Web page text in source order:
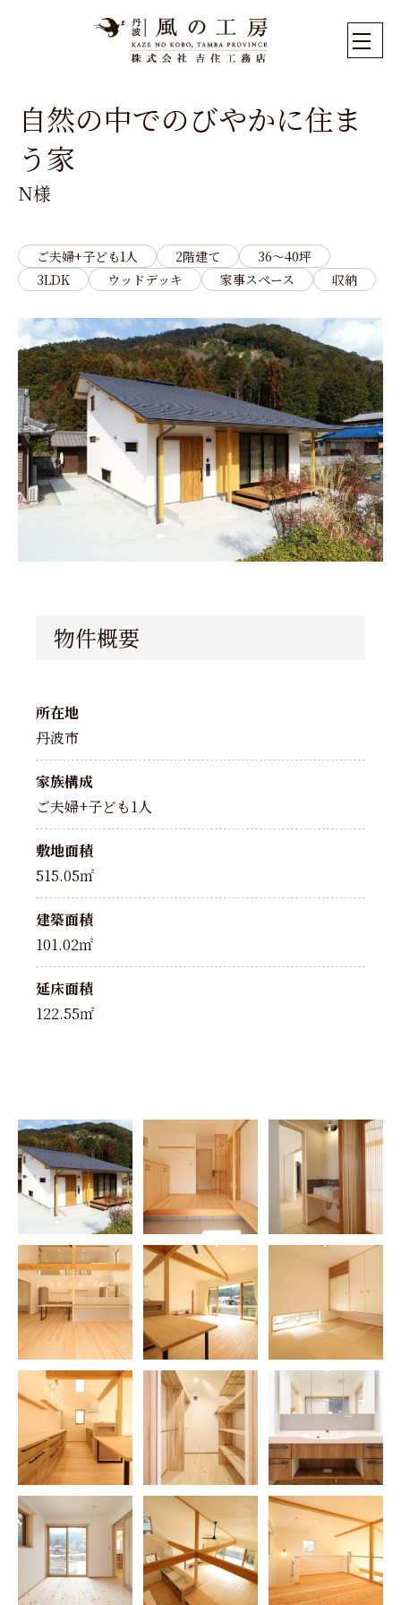
自然の中でのびやかに住ま
う家
N様
ご夫婦+子ども1人 2階建て
36～40坪
3LDK
ウッドデッキ 家事スペース 収納
物件概要
所在地
丹波市
家族構成
ご夫婦+子ども1人
敷地面積
515.05㎡
建築面積
101.02㎡
延床面積
122.55㎡